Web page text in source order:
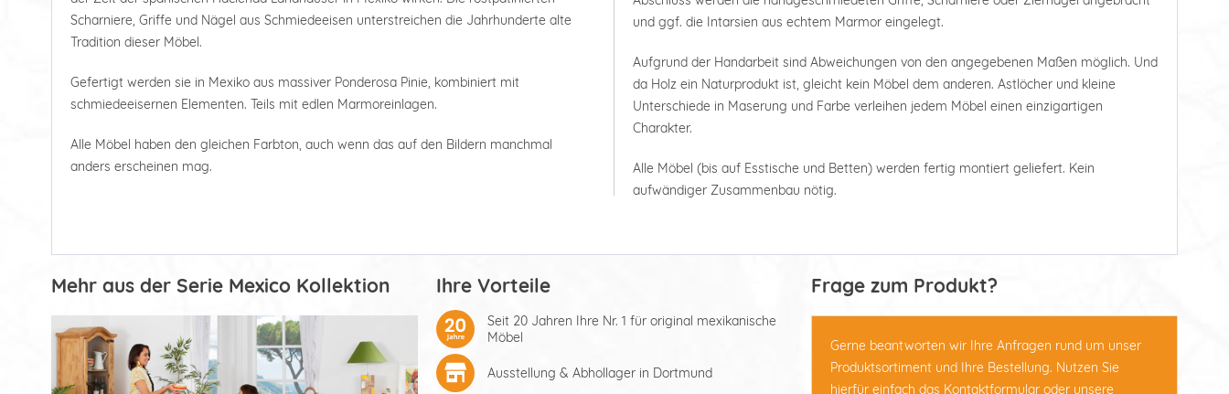
Scharniere, Griffe und Nägel aus Schmiedeeisen unterstreichen die Jahrhunderte alte
Tradition dieser Möbel.
Gefertigt werden sie in Mexiko aus massiver Ponderosa Pinie, kombiniert mit
schmiedeeisernen Elementen. Teils mit edlen Marmoreinlagen.
Alle Möbel haben den gleichen Farbton, auch wenn das auf den Bildern manchmal
anders erscheinen mag.
und ggf. die Intarsien aus echtem Marmor eingelegt.
Aufgrund der Handarbeit sind Abweichungen von den angegebenen Maßen möglich. Und
da Holz ein Naturprodukt ist, gleicht kein Möbel dem anderen. Astlöcher und kleine
Unterschiede in Maserung und Farbe verleihen jedem Möbel einen einzigartigen
Charakter.
Alle Möbel (bis auf Esstische und Betten) werden fertig montiert geliefert. Kein
aufwändiger Zusammenbau nötig.
Mehr aus der Serie Mexico Kollektion Ihre Vorteile
Seit 20 Jahren Ihre Nr. 1 für original mexikanische
Möbel
Ausstellung & Abhollager in Dortmund
Frage zum Produkt?
Gerne beantworten wir Ihre Anfragen rund um unser
Produktsortiment und Ihre Bestellung. Nutzen Sie
hierfür einfach das Kontaktformular oder unsere